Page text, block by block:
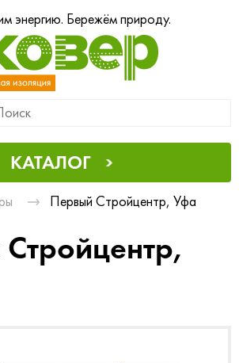
энергию. Бережём природу.
КАТАЛОГ
Первый Стройцентр, Уфа